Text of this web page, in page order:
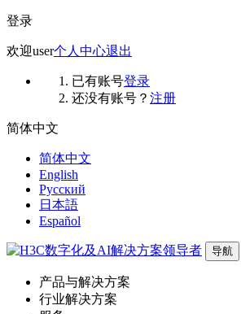
登录
欢迎user个人中心退出
已有账号登录
还没有账号？ 注册
简体中文
简体中文
English
Русский
日本語
Español
导航
产品与解决方案
行业解决方案